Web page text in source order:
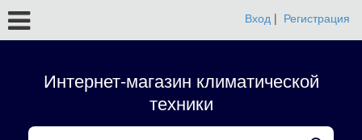
Вход | Регистрация
Интернет-магазин климатической
техники